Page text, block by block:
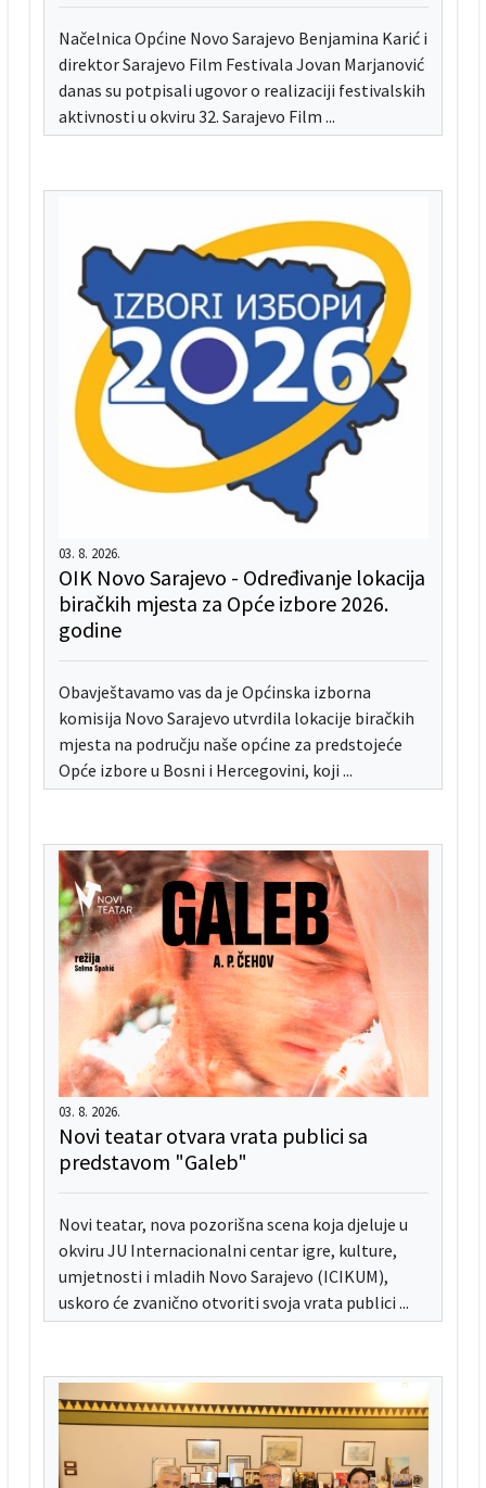
Načelnica Općine Novo Sarajevo Benjamina Karić i
direktor Sarajevo Film Festivala Jovan Marjanović
danas su potpisali ugovor o realizaciji festivalskih
aktivnosti u okviru 32. Sarajevo Film ...
03. 8. 2026.
OIK Novo Sarajevo - Određivanje lokacija
biračkih mjesta za Opće izbore 2026.
godine
Obavještavamo vas da je Općinska izborna
komisija Novo Sarajevo utvrdila lokacije biračkih
mjesta na području naše općine za predstojeće
Opće izbore u Bosni i Hercegovini, koji ...
03. 8. 2026.
Novi teatar otvara vrata publici sa
predstavom "Galeb"
Novi teatar, nova pozorišna scena koja djeluje u
okviru JU Internacionalni centar igre, kulture,
umjetnosti i mladih Novo Sarajevo (ICIKUM),
uskoro će zvanično otvoriti svoja vrata publici ...